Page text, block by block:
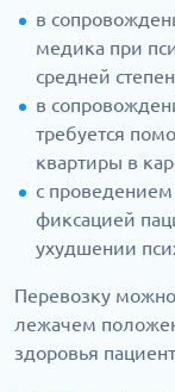
в
медика при
средней
в
требуется
квартиры в
с
фиксацией
ухудшении
Перевозку
лежачем
здоровья